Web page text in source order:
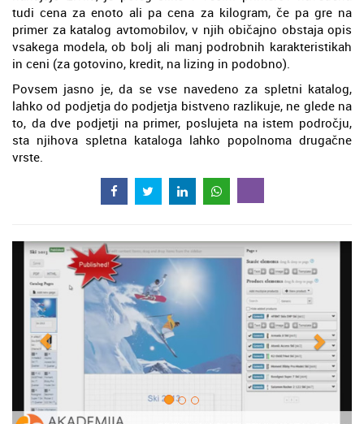
tudi cena za enoto ali pa cena za kilogram, če pa gre na
primer za katalog avtomobilov, v njih običajno obstaja opis
vsakega modela, ob bolj ali manj podrobnih karakteristikah
in ceni (za gotovino, kredit, na lizing in podobno).
Povsem jasno je, da se vse navedeno za spletni katalog,
lahko od podjetja do podjetja bistveno razlikuje, ne glede na
to, da dve podjetji na primer, poslujeta na istem področju,
sta njihova spletna kataloga lahko popolnoma drugačne
vrste.